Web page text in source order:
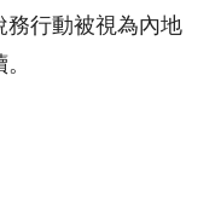
務行動被視為內地